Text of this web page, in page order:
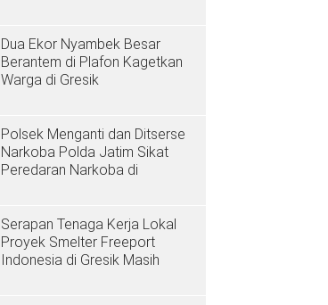
Dua Ekor Nyambek Besar
Berantem di Plafon Kagetkan
Warga di Gresik
Polsek Menganti dan Ditserse
Narkoba Polda Jatim Sikat
Peredaran Narkoba di
Serapan Tenaga Kerja Lokal
Proyek Smelter Freeport
Indonesia di Gresik Masih